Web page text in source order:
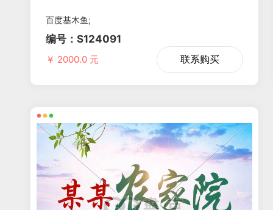
百度基木鱼;
编号：S124091
￥ 2000.0 元 联系购买